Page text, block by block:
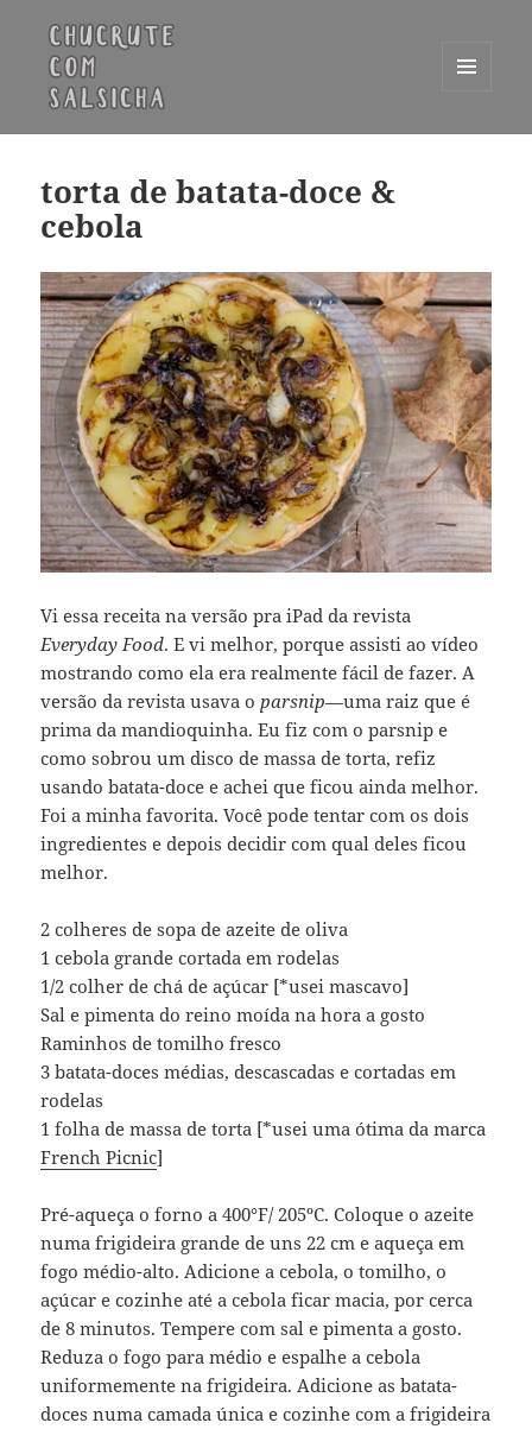
WIDGETS
torta de batata-doce &
cebola
Vi essa receita na versão pra iPad da revista
Everyday Food. E vi melhor, porque assisti ao vídeo
mostrando como ela era realmente fácil de fazer. A
versão da revista usava oparsnip—uma raiz que é
prima da mandioquinha. Eu fiz com o parsnip e
como sobrou um disco de massa de torta, refiz
usando batata-doce e achei que ficou ainda melhor.
Foi a minha favorita. Você pode tentar com os dois
ingredientes e depois decidir com qual deles ficou
melhor.
2 colheres de sopa de azeite de oliva
1 cebola grande cortada em rodelas
1/2 colher de chá de açúcar [*usei mascavo]
Sal e pimenta do reino moída na hora a gosto
Raminhos de tomilho fresco
3 batata-doces médias, descascadas e cortadas em
rodelas
1 folha de massa de torta [*usei uma ótima da marca
French Picnic]
Pré-aqueça o forno a 400°F/ 205ºC. Coloque o azeite
numa frigideira grande de uns 22 cm e aqueça em
fogo médio-alto. Adicione a cebola, o tomilho, o
açúcar e cozinhe até a cebola ficar macia, por cerca
de 8 minutos. Tempere com sal e pimenta a gosto.
Reduza o fogo para médio e espalhe a cebola
uniformemente na frigideira. Adicione as batata-
doces numa camada única e cozinhe com a frigideira